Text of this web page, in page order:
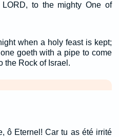
to the mighty One of
when a holy feast is kept;
goeth with a pipe to come
the Rock of Israel.
ô Eternel! Car tu as été irrité